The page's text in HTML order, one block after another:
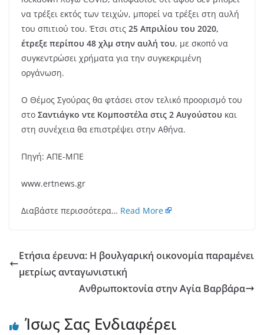
να τρέξει εκτός των τειχών, μπορεί να τρέξει στη αυλή
του σπιτιού του. Έτσι στις 25 Απριλίου του 2020,
έτρεξε περίπου 48 χλμ στην αυλή του, με σκοπό να
συγκεντρώσει χρήματα για την συγκεκριμένη
οργάνωση.
Ο Θέμος Σγούρας θα φτάσει στον τελικό προορισμό του
στο Σαντιάγκο ντε Κομποστέλα στις 2 Αυγούστου και
στη συνέχεια θα επιστρέψει στην Αθήνα.
Πηγή: ΑΠΕ-ΜΠΕ
www.ertnews.gr
Διαβάστε περισσότερα… Read More
Ετήσια έρευνα: Η βουλγαρική οικονομία παραμένει
μετρίως ανταγωνιστική
Ανθρωποκτονία στην Αγία Βαρβάρα
Ίσως Σας Ενδιαφέρει